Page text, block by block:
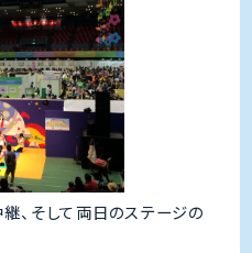
、そして両日のステージの